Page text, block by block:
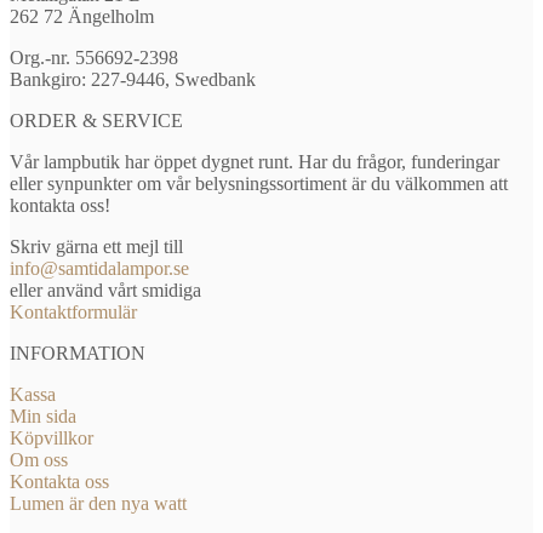
262 72 Ängelholm
Org.-nr. 556692-2398
Bankgiro: 227-9446, Swedbank
ORDER & SERVICE
Vår lampbutik har öppet dygnet runt. Har du frågor, funderingar
eller synpunkter om vår belysningssortiment är du välkommen att
kontakta oss!
Skriv gärna ett mejl till
info@samtidalampor.se
eller använd vårt smidiga
Kontaktformulär
INFORMATION
Kassa
Min sida
Köpvillkor
Om oss
Kontakta oss
Lumen är den nya watt